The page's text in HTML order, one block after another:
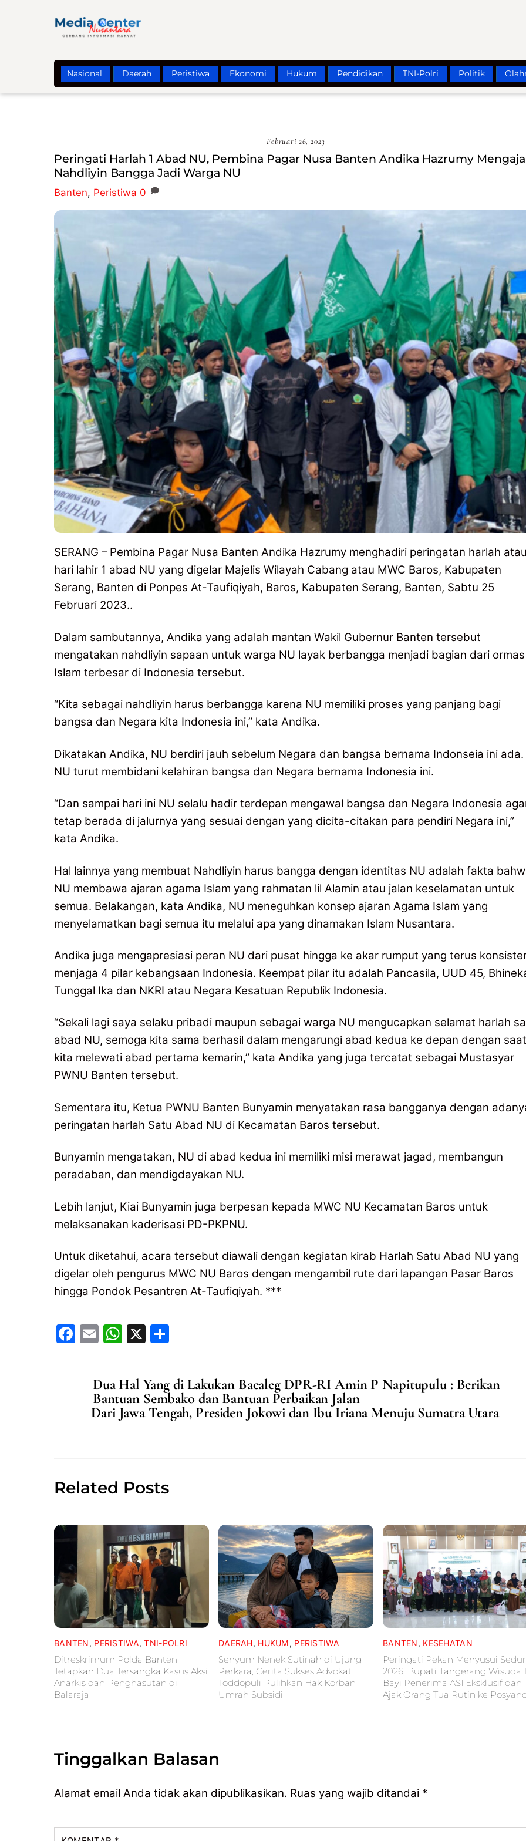
Nasional Daerah Peristiwa Ekonomi Hukum Pendidikan TNI-Polri Politik
Februari 26, 2023
Peringati Harlah 1 Abad NU, Pembina Pagar Nusa Banten Andika Hazrumy
Nahdliyin Bangga Jadi Warga NU
Banten, Peristiwa 0
SERANG – Pembina Pagar Nusa Banten Andika Hazrumy menghadiri peringatan harlah
hari lahir 1 abad NU yang digelar Majelis Wilayah Cabang atau MWC Baros, Kabupaten
Serang, Banten di Ponpes At-Taufiqiyah, Baros, Kabupaten Serang, Banten, Sabtu 25
Februari 2023..
Dalam sambutannya, Andika yang adalah mantan Wakil Gubernur Banten tersebut
mengatakan nahdliyin sapaan untuk warga NU layak berbangga menjadi bagian dari ormas
Islam terbesar di Indonesia tersebut.
“Kita sebagai nahdliyin harus berbangga karena NU memiliki proses yang panjang bagi
bangsa dan Negara kita Indonesia ini,” kata Andika.
Dikatakan Andika, NU berdiri jauh sebelum Negara dan bangsa bernama Indonseia ini ada.
NU turut membidani kelahiran bangsa dan Negara bernama Indonesia ini.
“Dan sampai hari ini NU selalu hadir terdepan mengawal bangsa dan Negara Indonesia
tetap berada di jalurnya yang sesuai dengan yang dicita-citakan para pendiri Negara ini,”
kata Andika.
Hal lainnya yang membuat Nahdliyin harus bangga dengan identitas NU adalah fakta
NU membawa ajaran agama Islam yang rahmatan lil Alamin atau jalan keselamatan untuk
semua. Belakangan, kata Andika, NU meneguhkan konsep ajaran Agama Islam yang
menyelamatkan bagi semua itu melalui apa yang dinamakan Islam Nusantara.
Andika juga mengapresiasi peran NU dari pusat hingga ke akar rumput yang terus
menjaga 4 pilar kebangsaan Indonesia. Keempat pilar itu adalah Pancasila, UUD 45,
Tunggal Ika dan NKRI atau Negara Kesatuan Republik Indonesia.
“Sekali lagi saya selaku pribadi maupun sebagai warga NU mengucapkan selamat harlah
abad NU, semoga kita sama berhasil dalam mengarungi abad kedua ke depan dengan saat
kita melewati abad pertama kemarin,” kata Andika yang juga tercatat sebagai Mustasyar
PWNU Banten tersebut.
Sementara itu, Ketua PWNU Banten Bunyamin menyatakan rasa bangganya dengan
peringatan harlah Satu Abad NU di Kecamatan Baros tersebut.
Bunyamin mengatakan, NU di abad kedua ini memiliki misi merawat jagad, membangun
peradaban, dan mendigdayakan NU.
Lebih lanjut, Kiai Bunyamin juga berpesan kepada MWC NU Kecamatan Baros untuk
melaksanakan kaderisasi PD-PKPNU.
Untuk diketahui, acara tersebut diawali dengan kegiatan kirab Harlah Satu Abad NU yang
digelar oleh pengurus MWC NU Baros dengan mengambil rute dari lapangan Pasar Baros
hingga Pondok Pesantren At-Taufiqiyah. ***
F
E
l
W
s
A
p
X
e
Dua Hal Yang di Lakukan Bacaleg DPR-RI Amin P Napitupulu : Berikan
Bantuan Sembako dan Bantuan Perbaikan Jalan
Dari Jawa Tengah, Presiden Jokowi dan Ibu Iriana Menuju Sumatra Utara
Related Posts
BANTEN, PERISTIWA,TNI-POLRI
Ditreskrimum Polda Banten
Tetapkan Dua Tersangka Kasus Aksi
Anarkis dan Penghasutan di
Balaraja
DAERAH, HUKUM, PERISTIWA
Senyum Nenek Sutinah di Ujung
Perkara, Cerita Sukses Advokat
Toddopuli Pulihkan Hak Korban
Umrah Subsidi
BANTEN, KESEHATAN
Peringati Pekan Menyusui
2026, Bupati Tangerang Wisuda
Bayi Penerima ASI Eksklusif dan
Ajak Orang Tua Rutin ke
Tinggalkan Balasan
Alamat email Anda tidak akan dipublikasikan. Ruas yang wajib ditandai *